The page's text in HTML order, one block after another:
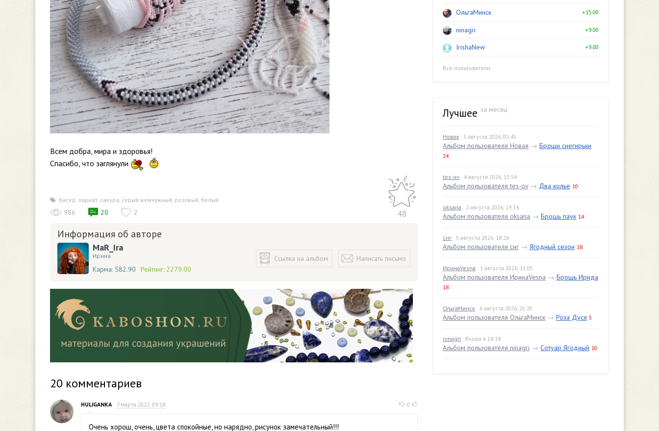
Всем добра, мира и здоровья!
Спасибо, что заглянули
бисер, лариат, сакура, серый жемчужный, розовый, белый
48
986 20 2
Информация об авторе
MaR_Ira
Ирина
Карма: 582.90 Рейтинг: 2279.00
Ссылка на альбом Написать письмо
20 комментариев
HULIGANKA 7 марта 2022, 09:18 0
Очень хорош, очень, цвета спокойные, но нарядно, рисунок замечательный!!!
ОльгаМинск +13.00
ninagri +9.00
IrishaNew +9.00
Все пользователи
Лучшее за месяц
Новая · 3 августа 2026, 05:45
Альбом пользователя Новая → Броши снегирьки
24
tes-ov · 4 августа 2026, 13:54
Альбом пользователя tes-ov→ Два колье 10
oksana · 2 августа 2026, 19:34
Альбом пользователя oksana → Брошь паук 14
снг · 5 августа 2026, 18:26
Альбом пользователя снг → Ягодный сезон 18
ИринаVesna · 1 августа 2026, 11:05
Альбом пользователя ИринаVesna → Брошь Ирида
18
ОльгаМинск · 6 августа 2026, 20:20
Альбом пользователя ОльгаМинск → Роза Дуся 5
ninagri · Вчера в 14:18
Альбом пользователя ninagri → Сотуар Ягодный 10